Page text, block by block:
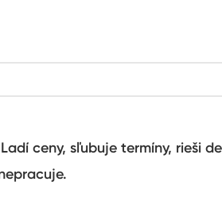
ceny, sľubuje termíny, rieši